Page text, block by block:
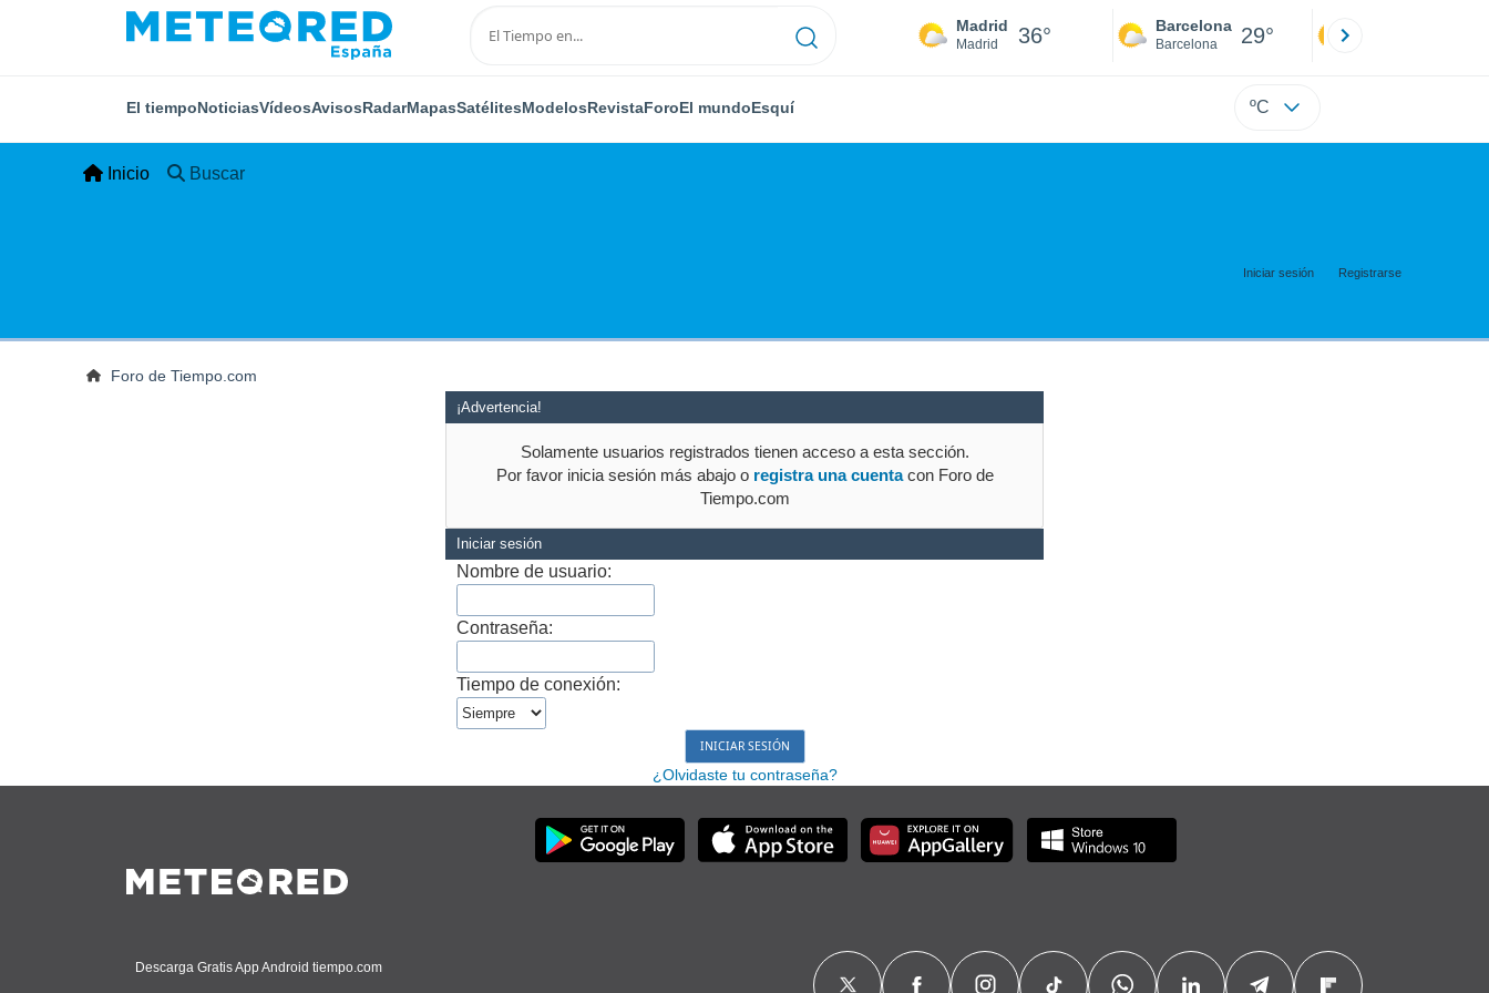
Madrid
Madrid 36° Barcelona
Barcelona 29°
El tiempoNoticiasVídeosAvisosRadarMapasSatélitesModelosRevistaForoEl mundoEsquí ºC
Inicio Buscar
Iniciar sesión Registrarse
Foro de Tiempo.com
¡Advertencia!
Solamente usuarios registrados tienen acceso a esta sección.
Por favor inicia sesión más abajo o registra una cuentacon Foro de
Tiempo.com
Iniciar sesión
Nombre de usuario:
Contraseña:
Tiempo de conexión:
¿Olvidaste tu contraseña?
Descarga Gratis App Android tiempo.com